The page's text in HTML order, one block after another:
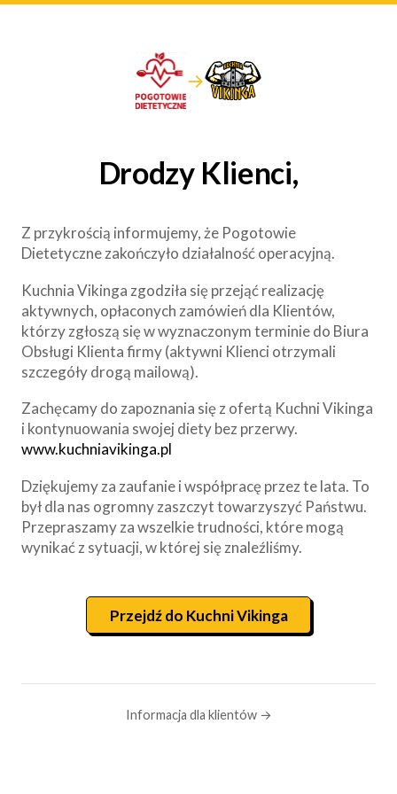
→
Drodzy Klienci,
Z przykrością informujemy, że Pogotowie
Dietetyczne zakończyło działalność operacyjną.
Kuchnia Vikinga zgodziła się przejąć realizację
aktywnych, opłaconych zamówień dla Klientów,
którzy zgłoszą się w wyznaczonym terminie do Biura
Obsługi Klienta firmy (aktywni Klienci otrzymali
szczegóły drogą mailową).
Zachęcamy do zapoznania się z ofertą Kuchni Vikinga
i kontynuowania swojej diety bez przerwy.
www.kuchniavikinga.pl
Dziękujemy za zaufanie i współpracę przez te lata. To
był dla nas ogromny zaszczyt towarzyszyć Państwu.
Przepraszamy za wszelkie trudności, które mogą
wynikać z sytuacji, w której się znaleźliśmy.
Przejdź do Kuchni Vikinga
Informacja dla klientów →